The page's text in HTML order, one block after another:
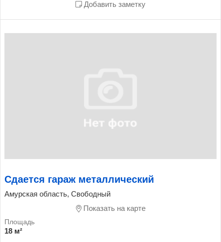
Добавить заметку
Сдается гараж металлический
Амурская область, Свободный
Показать на карте
18 м²